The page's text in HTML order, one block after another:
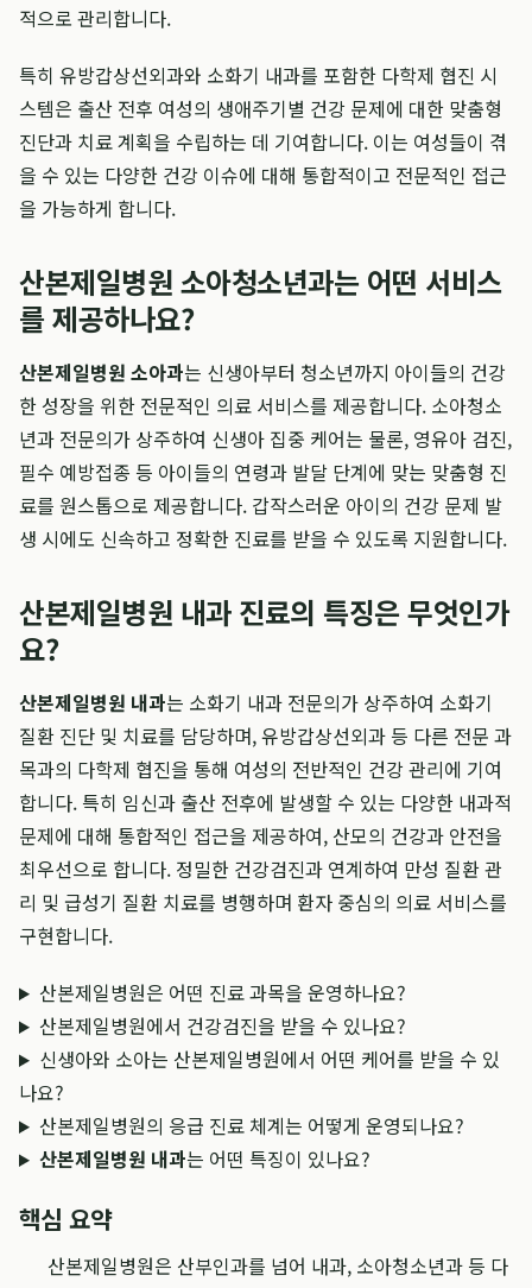
적으로 관리합니다.
특히 유방갑상선외과와 소화기 내과를 포함한 다학제 협진 시
스템은 출산 전후 여성의 생애주기별 건강 문제에 대한 맞춤형
진단과 치료 계획을 수립하는 데 기여합니다. 이는 여성들이 겪
을 수 있는 다양한 건강 이슈에 대해 통합적이고 전문적인 접근
을 가능하게 합니다.
산본제일병원 소아청소년과는 어떤 서비스
를 제공하나요?
산본제일병원 소아과는 신생아부터 청소년까지 아이들의 건강
한 성장을 위한 전문적인 의료 서비스를 제공합니다. 소아청소
년과 전문의가 상주하여 신생아 집중 케어는 물론, 영유아 검진,
필수 예방접종 등 아이들의 연령과 발달 단계에 맞는 맞춤형 진
료를 원스톱으로 제공합니다. 갑작스러운 아이의 건강 문제 발
생 시에도 신속하고 정확한 진료를 받을 수 있도록 지원합니다.
산본제일병원 내과 진료의 특징은 무엇인가
요?
산본제일병원 내과는 소화기 내과 전문의가 상주하여 소화기
질환 진단 및 치료를 담당하며, 유방갑상선외과 등 다른 전문 과
목과의 다학제 협진을 통해 여성의 전반적인 건강 관리에 기여
합니다. 특히 임신과 출산 전후에 발생할 수 있는 다양한 내과적
문제에 대해 통합적인 접근을 제공하여, 산모의 건강과 안전을
최우선으로 합니다. 정밀한 건강검진과 연계하여 만성 질환 관
리 및 급성기 질환 치료를 병행하며 환자 중심의 의료 서비스를
구현합니다.
산본제일병원은 어떤 진료 과목을 운영하나요?
산본제일병원에서 건강검진을 받을 수 있나요?
신생아와 소아는 산본제일병원에서 어떤 케어를 받을 수 있
나요?
산본제일병원의 응급 진료 체계는 어떻게 운영되나요?
산본제일병원 내과는 어떤 특징이 있나요?
핵심 요약
산본제일병원은 산부인과를 넘어 내과, 소아청소년과 등 다